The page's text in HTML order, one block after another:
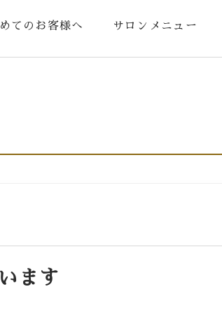
てのお客様へ サロンメニュー
ます